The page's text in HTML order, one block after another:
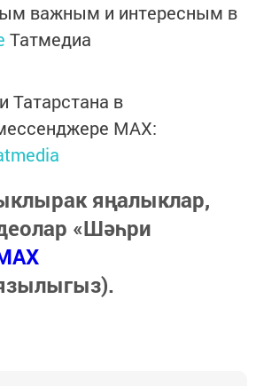
важным и интересным в
Татмедиа
Татарстана в
MАХ:
яңалыклар,
«Шәһри